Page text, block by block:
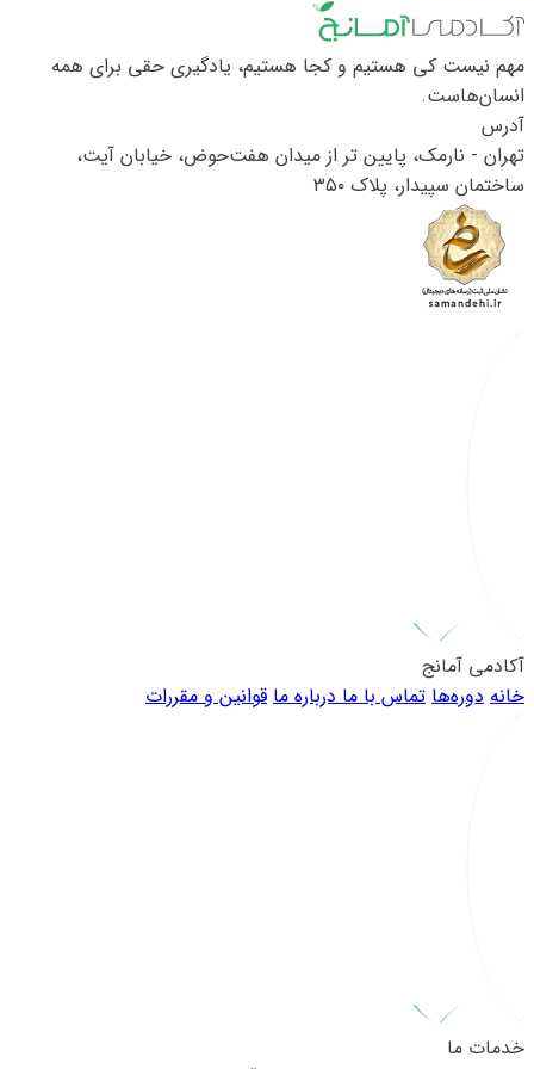
کرده‌اند، اما هنوز چیزی کم...
مهم نیست کی هستیم و کجا هستیم، یادگیری حقی برای همه
انسان‌هاست.
آدرس
تهران - نارمک، پایین تر از میدان هفت‌حوض، خیابان آیت،
ساختمان سپیدار، پلاک ۳۵۰
آکادمی آمانج
خانه دوره‌ها تماس با مادرباره ما قوانین و مقررات
خدمات ما